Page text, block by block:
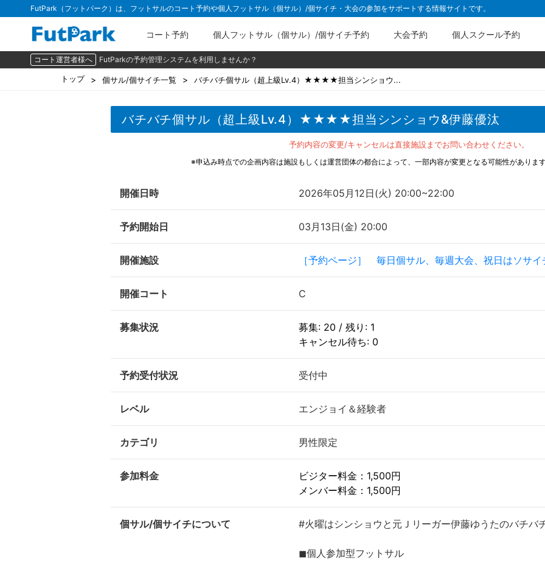
FutPark（フットパーク）は、フットサルのコート予約や個人フットサル（個サル）/個サイチ・大会の参加をサポートする情報サイトです。
コート予約 個人フットサル（個サル）/個サイチ予約 大会予約 個人スクール予約
コート運営者様へ FutParkの予約管理システムを利用しませんか？
トップ 個サル/個サイチ一覧 バチバチ個サル（超上級Lv.4）★★★★担当シンショウ...
バチバチ個サル（超上級Lv.4）★★★★担当シンショウ&伊藤優汰
予約内容の変更/キャンセルは直接施設までお問い合わせください。
※申込み時点での企画内容は施設もしくは運営団体の都合によって、一部内容が変更となる可能性がありま
開催日時 2026年05月12日(火) 20:00~22:00
予約開始日 03月13日(金) 20:00
開催施設 ［予約ページ］ 毎日個サル、毎週大会、祝日はソサ
開催コート C
募集状況
募集: 20 / 残り: 1
キャンセル待ち: 0
予約受付状況 受付中
レベル エンジョイ＆経験者
カテゴリ 男性限定
参加料金
ビジター料金：1,500円
メンバー料金：1,500円
個サル/個サイチについて #火曜はシンショウと元Ｊリーガー伊藤ゆうたのバチバ
◼︎個人参加型フットサル